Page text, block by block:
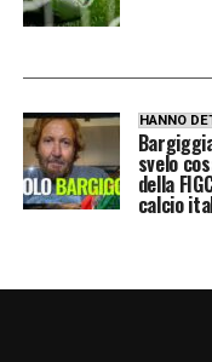
HANNO
svelo
della
calcio